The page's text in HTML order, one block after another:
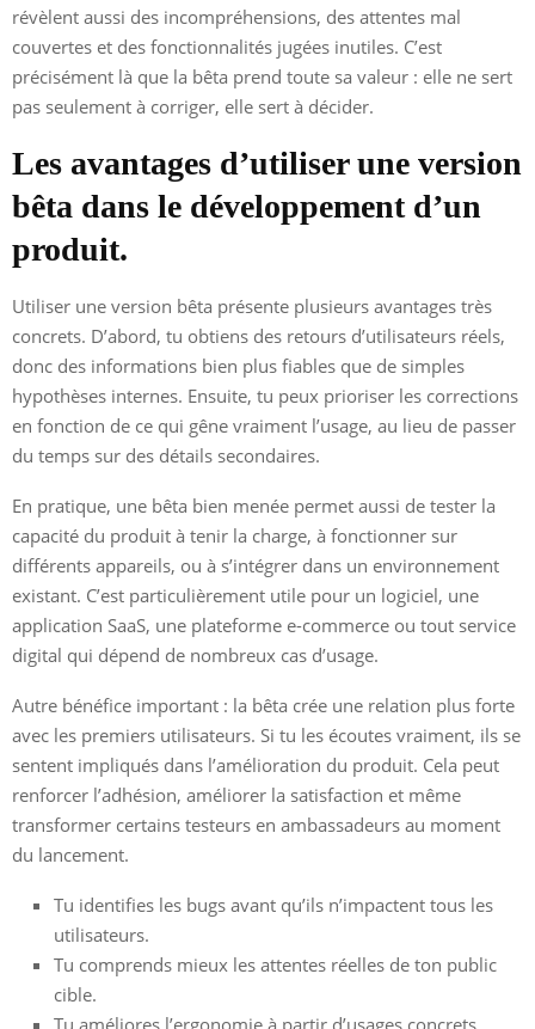
révèlent aussi des incompréhensions, des attentes mal
couvertes et des fonctionnalités jugées inutiles. C’est
précisément là que la bêta prend toute sa valeur : elle ne sert
pas seulement à corriger, elle sert à décider.
Les avantages d’utiliser une version
bêta dans le développement d’un
produit.
Utiliser une version bêta présente plusieurs avantages très
concrets. D’abord, tu obtiens des retours d’utilisateurs réels,
donc des informations bien plus fiables que de simples
hypothèses internes. Ensuite, tu peux prioriser les corrections
en fonction de ce qui gêne vraiment l’usage, au lieu de passer
du temps sur des détails secondaires.
En pratique, une bêta bien menée permet aussi de tester la
capacité du produit à tenir la charge, à fonctionner sur
différents appareils, ou à s’intégrer dans un environnement
existant. C’est particulièrement utile pour un logiciel, une
application SaaS, une plateforme e-commerce ou tout service
digital qui dépend de nombreux cas d’usage.
Autre bénéfice important : la bêta crée une relation plus forte
avec les premiers utilisateurs. Si tu les écoutes vraiment, ils se
sentent impliqués dans l’amélioration du produit. Cela peut
renforcer l’adhésion, améliorer la satisfaction et même
transformer certains testeurs en ambassadeurs au moment
du lancement.
Tu identifies les bugs avant qu’ils n’impactent tous les
utilisateurs.
Tu comprends mieux les attentes réelles de ton public
cible.
Tu améliores l’ergonomie à partir d’usages concrets.